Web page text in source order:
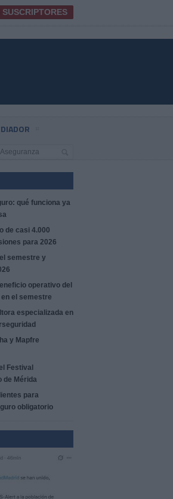
qué funciona ya
de casi 4.000
para 2026
semestre y
operativo del
en el semestre
especializada en
y Mapfre
Festival
de Mérida
para
obligatorio